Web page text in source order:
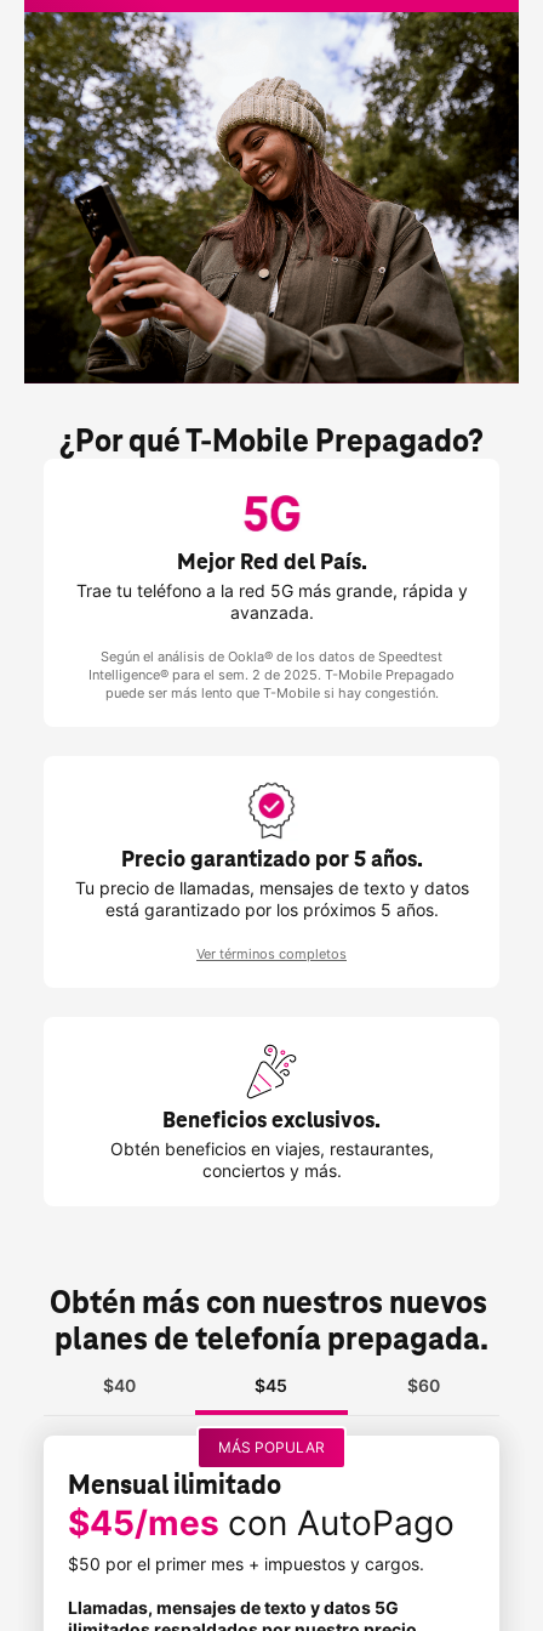
¿Por qué T-Mobile Prepagado?
Mejor Red del País.
Trae tu teléfono a la red 5G más grande, rápida y
avanzada.
Según el análisis de Ookla® de los datos de Speedtest
Intelligence® para el sem. 2 de 2025. T-Mobile Prepagado
puede ser más lento que T-Mobilesi hay congestión.
Precio garantizado por 5 años.
Tu precio de llamadas, mensajes de texto y datos
está garantizado por los próximos 5 años.
Ver términos completos
Beneficios exclusivos.
Obtén beneficios en viajes, restaurantes,
conciertos y más.
Obtén más con nuestros nuevos
planes de telefonía prepagada.
$40 $45 $60
Mensual ilimitado
$45/mes con AutoPago
$50 por el primer mes + impuestos y cargos.
Llamadas, mensajes de texto y datos 5G
MÁS POPULAR